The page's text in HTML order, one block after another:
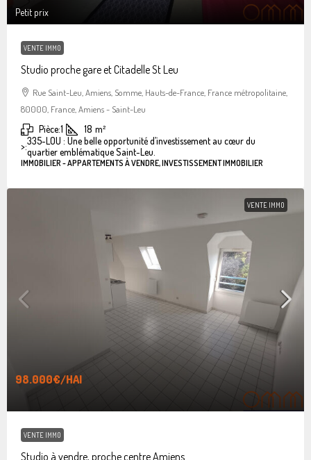
Petit prix
VENTE IMMO
Studio proche gare et Citadelle St Leu
Rue Saint-Leu, Amiens, Somme, Hauts-de-France, France métropolitaine,
80000, France, Amiens - Saint-Leu
Pièce:1 18 m²
>:335-LOU : Une belle opportunité d’investissement au cœur du
quartier emblématique Saint-Leu.
IMMOBILIER - APPARTEMENTS À VENDRE, INVESTISSEMENT IMMOBILIER
VENTE IMMO
98.000€/HAI
VENTE IMMO
Studio à vendre, proche centre Amiens